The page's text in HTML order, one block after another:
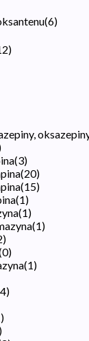
(6)
)
(3)
(20)
(15)
(1)
(1)
(1)
)
0)
(1)
4)
)
)